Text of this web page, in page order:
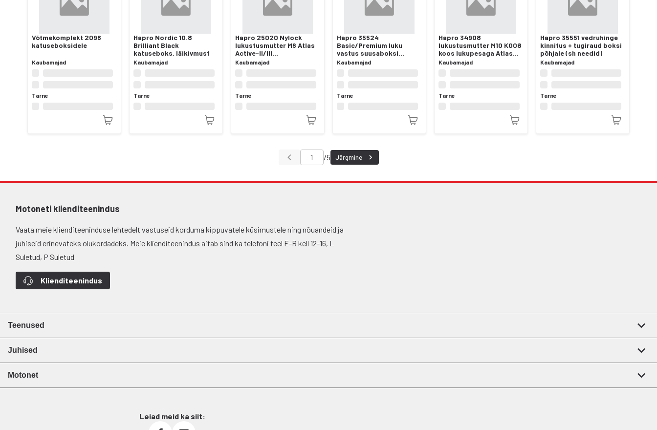
Võtmekomplekt 2096
katuseboksidele
Kaubamajad
Tarne
Hapro Nordic 10.8
Brilliant Black
katuseboks, läikivmust
Kaubamajad
Tarne
Hapro 25020 Nylock
lukustusmutter M6 Atlas
Active-II/III
jalgrattahoidikutele
Kaubamajad
Tarne
Hapro 35524
Basic/Premium luku
vastus suusaboksi
kaanele
Kaubamajad
Tarne
Hapro 34908
lukustusmutter M10 K008
koos lukupesaga Atlas
Active-II/III
Kaubamajad
Tarne
Hapro 35551 vedruhinge
kinnitus + tugiraud boksi
põhjale (sh needid)
Kaubamajad
Tarne
/5 Järgmine
Motoneti klienditeenindus
Vaata meie klienditeeninduse lehtedelt vastuseid korduma kippuvatele küsimustele ning nõuandeid ja
juhiseid erinevateks olukordadeks. Meie klienditeenindus aitab sind ka telefoni teel E-R kell 12-16, L
Suletud, P Suletud
Klienditeenindus
Teenused
Juhised
Motonet
Leiad meid ka siit: